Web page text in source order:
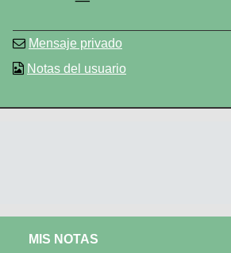
Mensaje privado
Notas del usuario
MIS NOTAS